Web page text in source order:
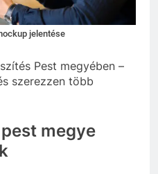
jelentése
Pest megyében –
szerezzen több
megye